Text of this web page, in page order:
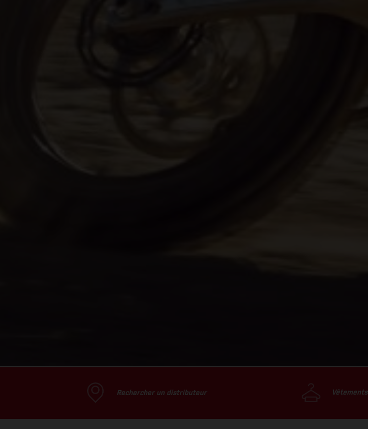
Rechercher un distributeur Vêtements